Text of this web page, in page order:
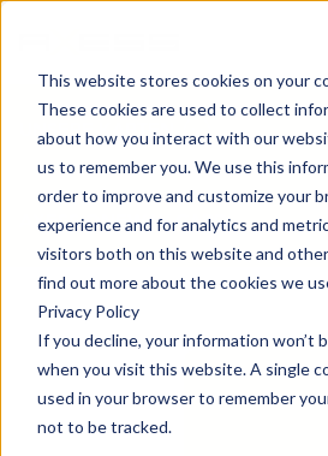
This website stores cookies on your
These cookies are used to collect
about how you interact with our
us to remember you. We use this
order to improve and customize your
experience and for analytics and
visitors both on this website and other
find out more about the cookies we
Privacy Policy
If you decline, your information won’t
when you visit this website. A single
used in your browser to remember
not to be tracked.
AXESS ONEWAY CARD
UNSERE KARTEN